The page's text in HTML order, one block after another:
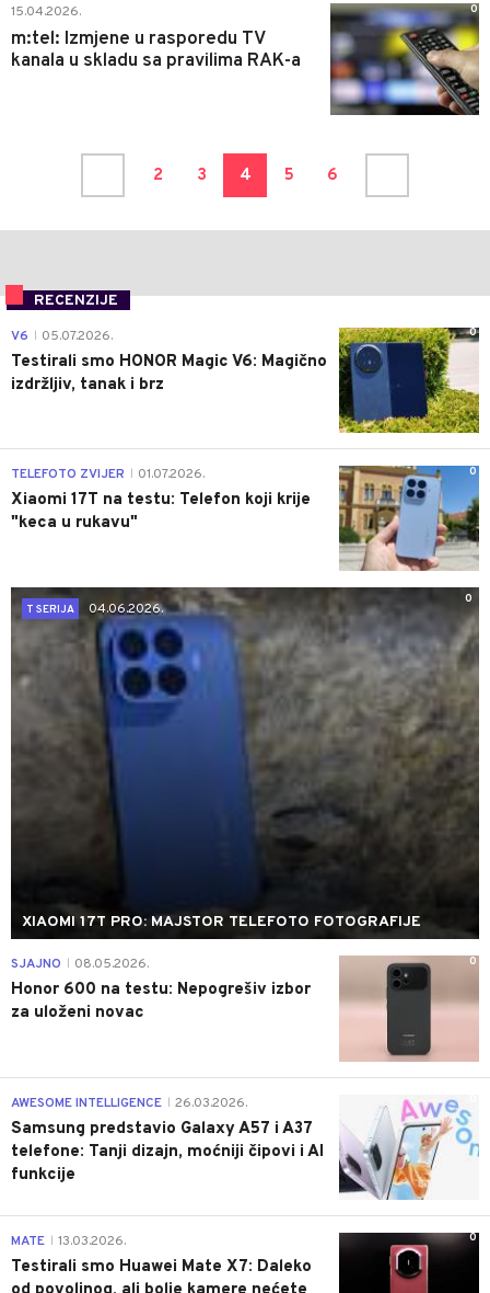
15.04.2026.
m:tel: Izmjene u rasporedu TV
kanala u skladu sa pravilima RAK-a
0
2 3 4 5 6
RECENZIJE
0
V6 05.07.2026.
Testirali smo HONOR Magic V6: Magično
izdržljiv, tanak i brz
0
TELEFOTO ZVIJER 01.07.2026.
Xiaomi 17T na testu: Telefon koji krije
"keca u rukavu"
0
T SERIJA
04.06.2026.
XIAOMI 17T PRO: MAJSTOR TELEFOTO FOTOGRAFIJE
0
SJAJNO 08.05.2026.
Honor 600 na testu: Nepogrešiv izbor
za uloženi novac
AWESOME INTELLIGENCE 26.03.2026.
Samsung predstavio Galaxy A57 i A37
telefone: Tanji dizajn, moćniji čipovi i AI
funkcije
0
MATE 13.03.2026.
Testirali smo Huawei Mate X7: Daleko